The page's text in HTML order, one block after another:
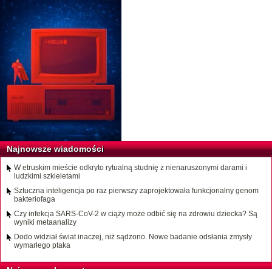
Najnowsze wiadomości
W etruskim mieście odkryto rytualną studnię z nienaruszonymi darami i
ludzkimi szkieletami
Sztuczna inteligencja po raz pierwszy zaprojektowała funkcjonalny genom
bakteriofaga
Czy infekcja SARS-CoV-2 w ciąży może odbić się na zdrowiu dziecka? Są
wyniki metaanalizy
Dodo widział świat inaczej, niż sądzono. Nowe badanie odsłania zmysły
wymarłego ptaka